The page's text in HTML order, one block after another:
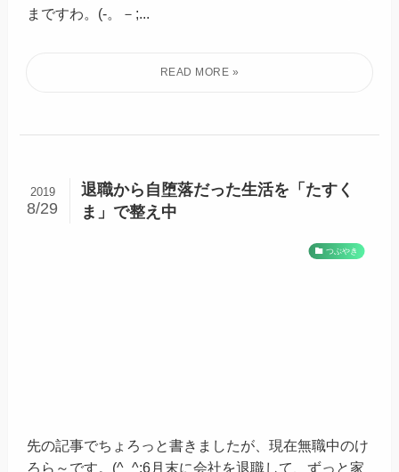
まですわ。(-。－;...
退職から自堕落だった生活を「たすく
ま」で整え中
2019
8/29
つぶやき
先の記事でちょろっと書きましたが、現在無職中のけ
ろら～です。(^_^;6月末に会社を退職して、ずっと家